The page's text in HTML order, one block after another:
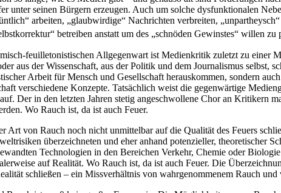
unter seinen Bürgern erzeugen. Auch um solche dysfunktionalen
arbeiten, „glaubwirdige“ Nachrichten verbreiten,
betreiben anstatt um des „schnöden Gewinstes“ willen zu
feuilletonistischen Allgegenwart ist Medienkritik zuletzt zu einer
aus der Wissenschaft, aus der Politik und dem Journalismus
Arbeit für Mensch und Gesellschaft herauskommen, sondern
verschiedene Konzepte. Tatsächlich weist die gegenwärtige
Der in den letzten Jahren stetig angeschwollene Chor an Kritikern
Wo Rauch ist, da ist auch Feuer.
Art von Rauch noch nicht unmittelbar auf die Qualität des Feuers
überzeichneten und eher anhand potenzieller, theoretischer
Technologien in den Bereichen Verkehr, Chemie oder
auf Realität. Wo Rauch ist, da ist auch Feuer. Die
schließen – ein Missverhältnis von wahrgenommenem Rauch und